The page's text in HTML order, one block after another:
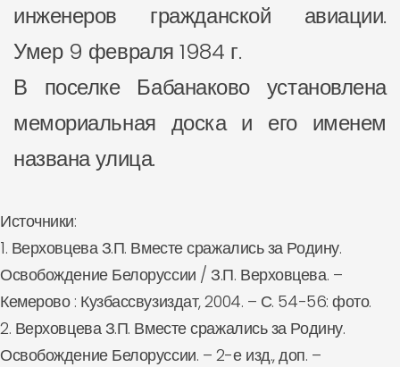
инженеров гражданской авиации.
Умер 9 февраля 1984 г.
В поселке Бабанаково установлена
мемориальная доска и его именем
названа улица.
Источники:
1. Верховцева З.П. Вместе сражались за Родину.
Освобождение Белоруссии / З.П. Верховцева. –
Кемерово : Кузбассвузиздат, 2004. – С. 54-56: фото.
2. Верховцева З.П. Вместе сражались за Родину.
Освобождение Белоруссии. – 2-е изд., доп. –